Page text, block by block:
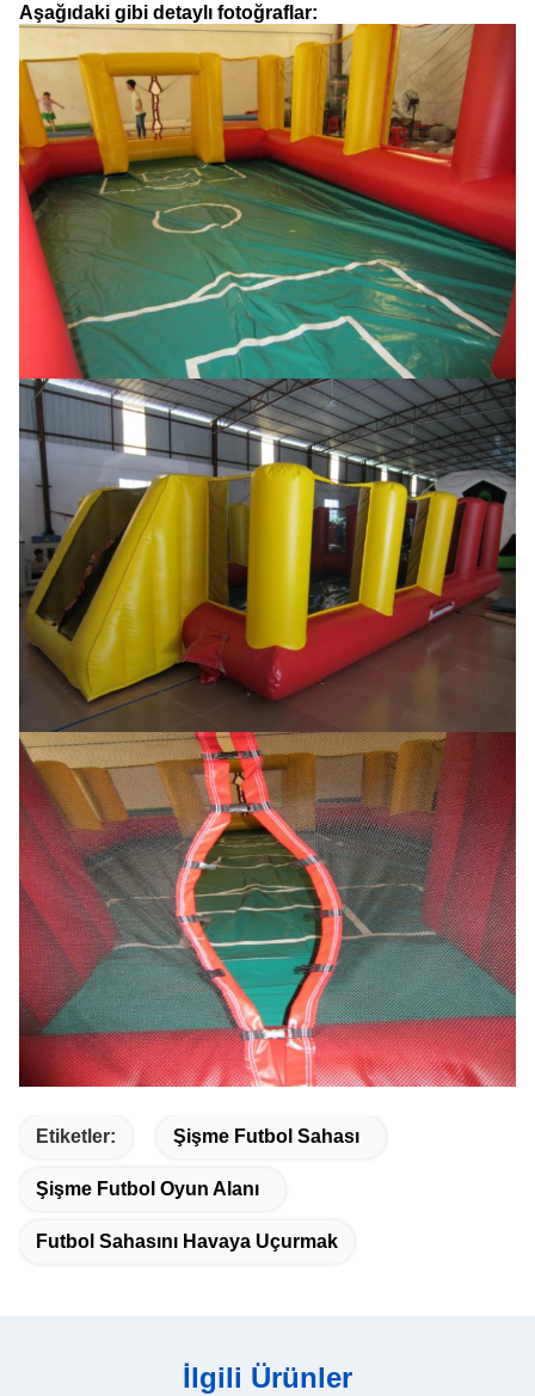
Aşağıdaki gibi detaylı fotoğraflar:
Etiketler: Şişme Futbol Sahası
Şişme Futbol Oyun Alanı
Futbol Sahasını Havaya Uçurmak
İlgili Ürünler